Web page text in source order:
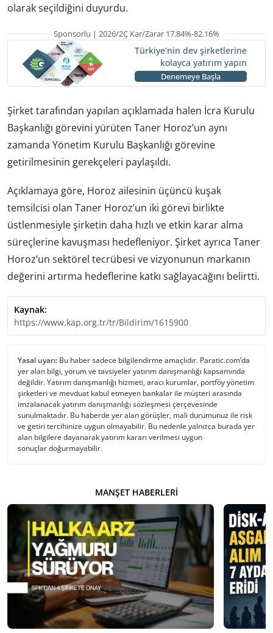
olarak seçildiğini duyurdu.
Sponsorlu | 2026/2Ç Kar/Zarar 17.84%-82.16%
Türkiye’nin dev şirketlerine
kolayca yatırım yapın
Denemeye Başla
Şirket tarafından yapılan açıklamada halen İcra Kurulu
Başkanlığı görevini yürüten Taner Horoz’un aynı
zamanda Yönetim Kurulu Başkanlığı görevine
getirilmesinin gerekçeleri paylaşıldı.
Açıklamaya göre, Horoz ailesinin üçüncü kuşak
temsilcisi olan Taner Horoz’un iki görevi birlikte
üstlenmesiyle şirketin daha hızlı ve etkin karar alma
süreçlerine kavuşması hedefleniyor. Şirket ayrıca Taner
Horoz’un sektörel tecrübesi ve vizyonunun markanın
değerini artırma hedeflerine katkı sağlayacağını belirtti.
Kaynak:
https://www.kap.org.tr/tr/Bildirim/1615900
Yasal uyarı: Bu haber sadece bilgilendirme amaçlıdır. Paratic.com’da
yer alan bilgi, yorum ve tavsiyeler yatırım danışmanlığı kapsamında
değildir. Yatırım danışmanlığı hizmeti, aracı kurumlar, portföy yönetim
şirketleri ve mevduat kabul etmeyen bankalar ile müşteri arasında
imzalanacak yatırım danışmanlığı sözleşmesi çerçevesinde
sunulmaktadır. Bu haberde yer alan görüşler, mali durumunuz ile risk
ve getiri tercihinize uygun olmayabilir. Bu nedenle yalnızca burada yer
alan bilgilere dayanarak yatırım kararı verilmesi uygun
sonuçlar doğurmayabilir.
MANŞET HABERLERI